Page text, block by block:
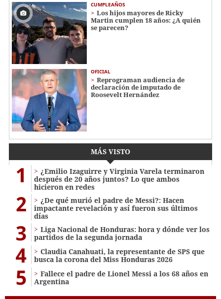
CUMPLEAÑOS
Los hijos mayores de Ricky
Martin cumplen 18 años: ¿A quién
se parecen?
OFICIAL
Reprograman audiencia de
declaración de imputado de
Roosevelt Hernández
MÁS VISTO
1
¿Emilio Izaguirre y Virginia Varela terminaron
después de 20 años juntos? Lo que ambos
hicieron en redes
2
¿De qué murió el padre de Messi?: Hacen
impactante revelación y así fueron sus últimos
días
3
Liga Nacional de Honduras: hora y dónde ver los
partidos de la segunda jornada
4
Claudia Canahuati, la representante de SPS que
busca la corona del Miss Honduras 2026
5
Fallece el padre de Lionel Messi a los 68 años en
Argentina